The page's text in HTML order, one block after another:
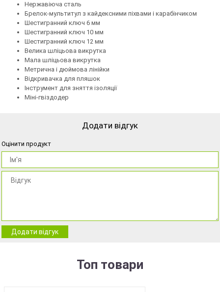
Нержавіюча сталь
Брелок-мультитул з кайдексними піхвами і карабінчиком
Шестигранний ключ 6 мм
Шестигранний ключ 10 мм
Шестигранний ключ 12 мм
Велика шліцьова викрутка
Мала шліцьова викрутка
Метрична і дюймова лінійки
Відкривачка для пляшок
Інструмент для зняття ізоляції
Міні-гвіздодер
Додати відгук
Оцінити продукт
Додати відгук
Топ товари